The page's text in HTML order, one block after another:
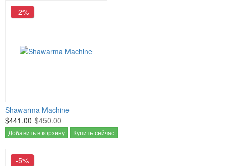
-2%
Shawarma Machine
$441.00 $450.00
Добавить в корзину Купить сейчас
-5%